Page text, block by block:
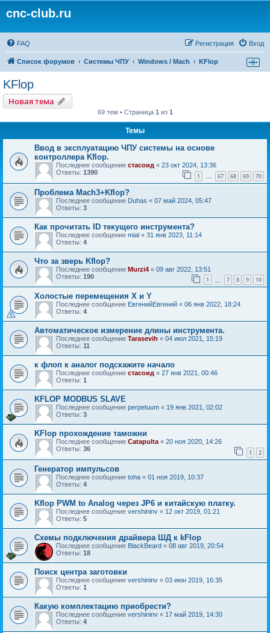
cnc-club.ru
FAQ Вход
Регистрация
Список форумов Системы ЧПУ Windows / Mach KFlop
KFlop
Новая тема
69 тем • Страница 1 из 1
Темы
Ввод в эксплуатацию ЧПУ системы на основе
контроллера Kflop.
Последнее сообщение стасоид « 23 окт 2024, 13:36
Ответы: 1390 1 … 67 68 69 70
Проблема Mach3+Kflop?
Последнее сообщение Duhas « 07 май 2024, 05:47
Ответы: 3
Как прочитать ID текущего инструмента?
Последнее сообщение mial « 31 янв 2023, 11:14
Ответы: 4
Что за зверь Kflop?
Последнее сообщение Murzi4 « 09 авг 2022, 13:51
Ответы: 190 1 7 8 9 10
Холостые перемещения X и Y
Последнее сообщение ЕвгенийЕвгений « 06 янв 2022, 18:24
Ответы: 4
Автоматическое измерение длины инструмента.
Последнее сообщение Tarasevih « 04 июл 2021, 15:19
Ответы: 11
к флоп к аналог подскажите начало
Последнее сообщение стасоид « 27 янв 2021, 00:46
Ответы: 1
KFLOP MODBUS SLAVE
Последнее сообщение perpetuum « 19 янв 2021, 02:02
Ответы: 3
KFlop прохождение таможни
Последнее сообщение Catapulta « 20 ноя 2020, 14:26
Ответы: 36 1 2
Генератор импульсов
Последнее сообщение toha « 01 ноя 2019, 10:37
Ответы: 4
Kflop PWM to Analog через JP6 и китайскую платку.
Последнее сообщение vershininv « 12 окт 2019, 01:21
Ответы: 5
Схемы подключения драйвера ШД к kFlop
Последнее сообщение BlackBeard « 08 авг 2019, 20:54
Ответы: 18
Поиск центра заготовки
Последнее сообщение vershininv « 03 июн 2019, 16:35
Ответы: 1
Какую комплектацию приобрести?
Последнее сообщение vershininv « 17 май 2019, 14:30
Ответы: 4